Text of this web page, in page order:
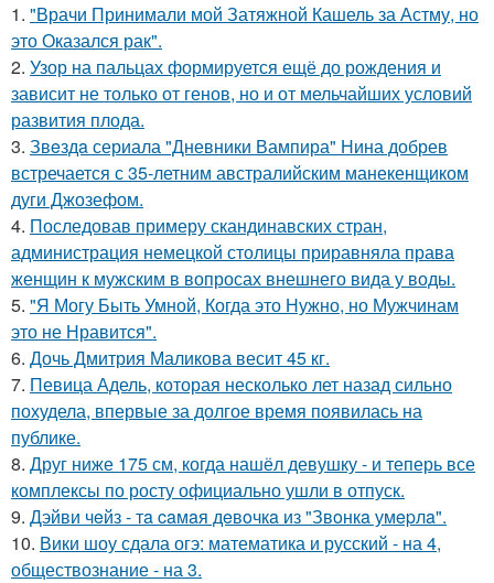
1. "Врачи Принимали мой Затяжной Кашель за Астму, но
это Оказался рак".
2. Узор на пальцах формируется ещё до рождения и
зависит не только от генов, но и от мельчайших условий
развития плода.
3. Звeздa сериала "Дневники Вампира" Нина добрев
встречается с 35-летним австралийским манекенщиком
дуги Джозефом.
4. Последовав примеру скандинавских стран,
администрация немецкой столицы приравняла права
женщин к мужским в вопросах внешнего вида у воды.
5. "Я Могу Быть Умной, Когда это Нужно, но Мужчинам
это не Нравится".
6. Дочь Дмитрия Маликова весит 45 кг.
7. Певица Адель, которая несколько лет назад сильно
похудела, впервые за долгое время появилась на
публике.
8. Друг ниже 175 см, когда нашёл девушку - и теперь все
комплексы по росту официально ушли в отпуск.
9. Дэйви чeйз - тa caмaя дeвoчкa из "Звoнкa умepлa".
10. Вики шоу сдала огэ: математика и русский - на 4,
обществознание - на 3.